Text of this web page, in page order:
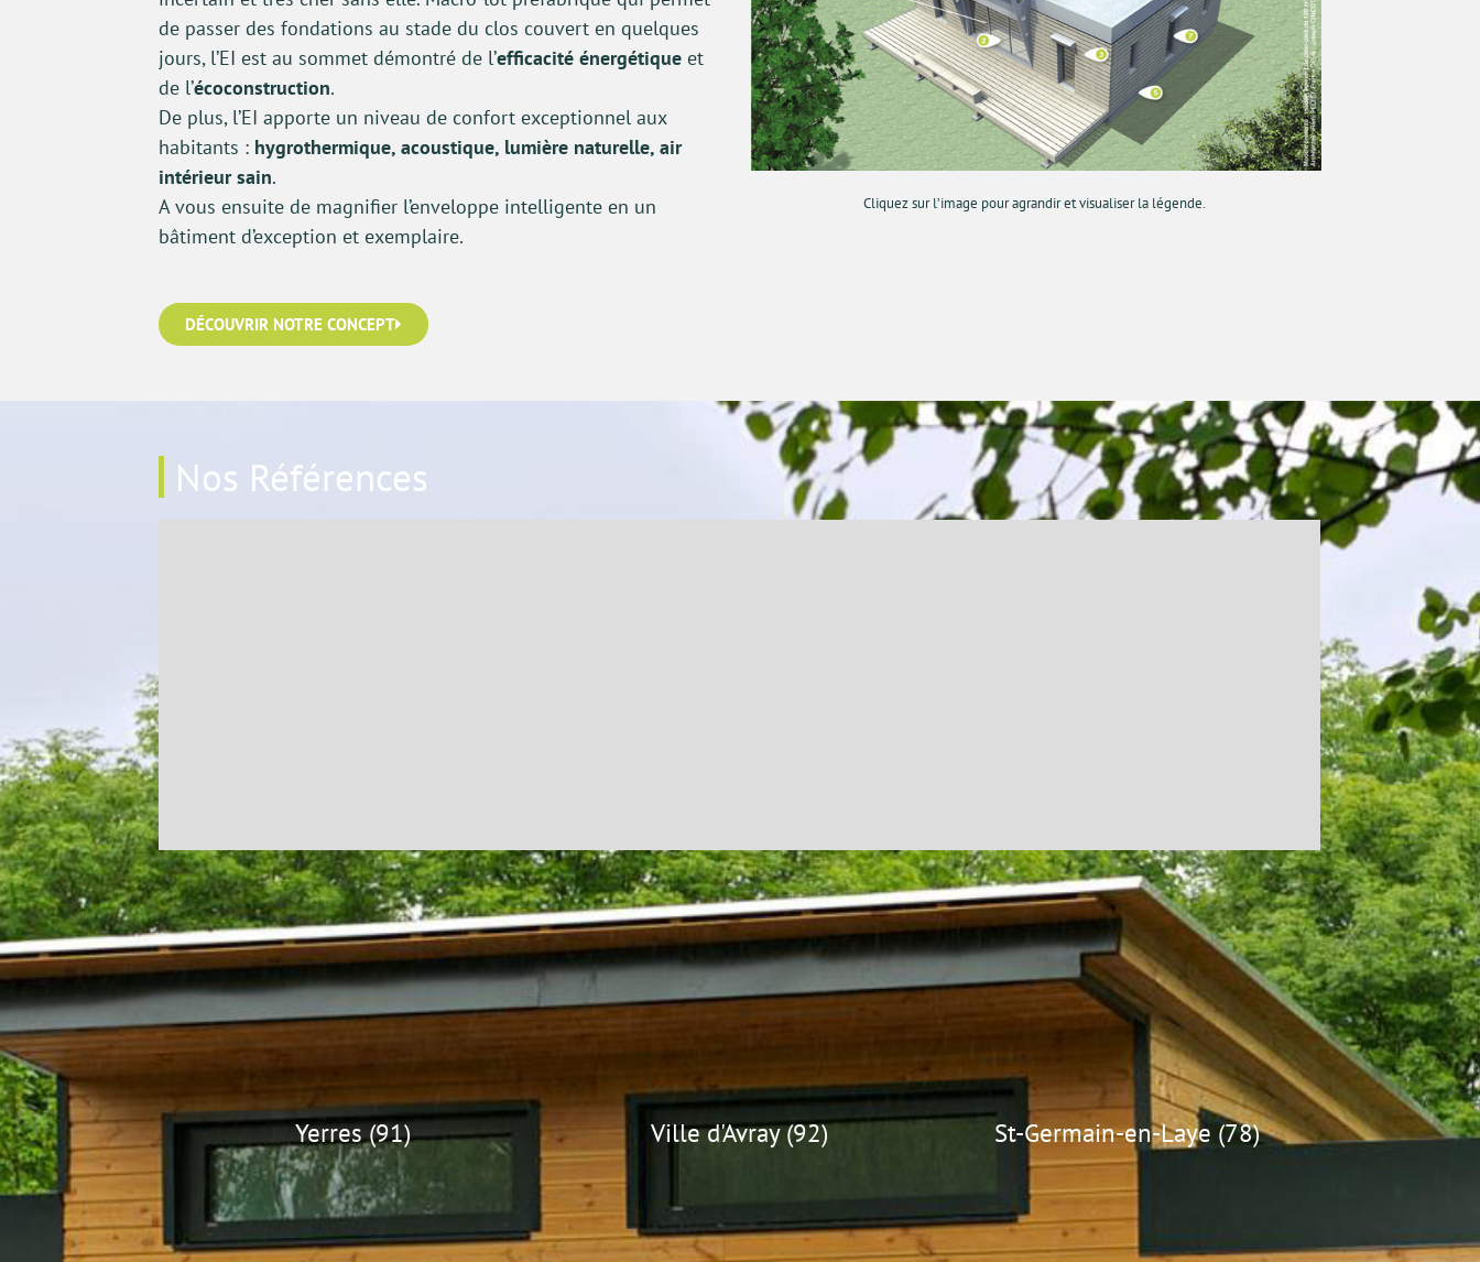
de passer des fondations au stade du clos couvert en quelques
jours, l’EI est au sommet démontré de l’efficacité énergétique et
de l’écoconstruction.
De plus, l’EI apporte un niveau de confort exceptionnel aux
habitants : hygrothermique, acoustique, lumière naturelle, air
intérieur sain.
A vous ensuite de magnifier l’enveloppe intelligente en un
bâtiment d’exception et exemplaire.
DÉCOUVRIR NOTRE CONCEPT
Cliquez sur l’image pour agrandir et visualiser la légende.
Nos Références
Yerres (91) Ville d'Avray (92) St-Germain-en-Laye (78)